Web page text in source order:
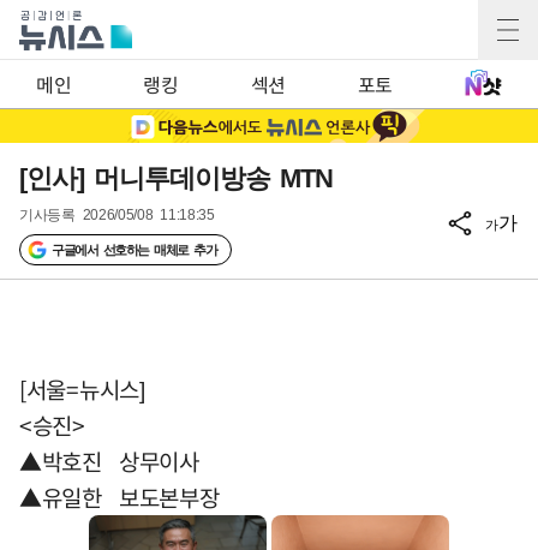
메인 랭킹 섹션 포토
[인사] 머니투데이방송 MTN
기사등록 2026/05/08 11:18:35
구글에서 선호하는 매체로 추가
가가
[서울=뉴시스]
<승진>
▲박호진 상무이사
▲유일한 보도본부장